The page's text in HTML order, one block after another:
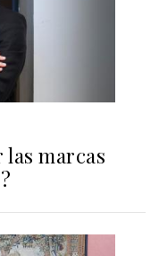
las marcas